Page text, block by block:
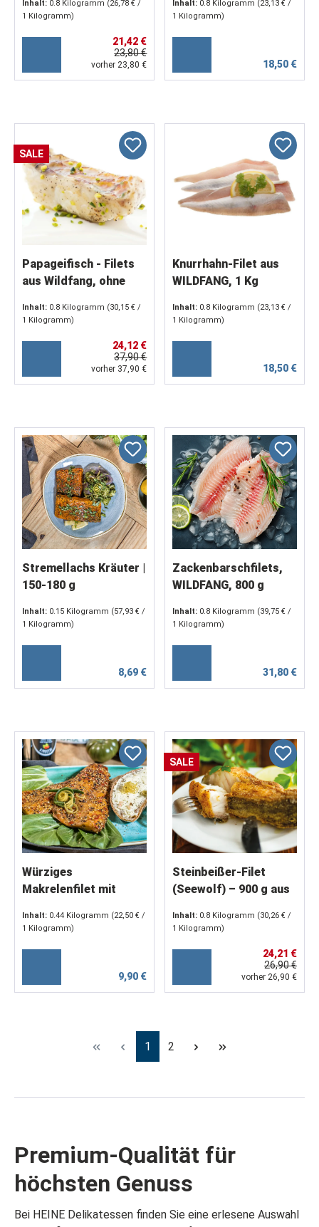
Inhalt: 0.8 Kilogramm (26,78 € /
1 Kilogramm)
21,42 €
23,80 €
vorher 23,80 €
Inhalt: 0.8 Kilogramm (23,13 € /
1 Kilogramm)
18,50 €
SALE
Papageifisch - Filets
aus Wildfang, ohne
geschuppt.
Inhalt: 0.8 Kilogramm (30,15 € /
1 Kilogramm)
24,12 €
37,90 €
vorher 37,90 €
Knurrhahn-Filet aus
WILDFANG, 1 Kg
Inhalt: 0.8 Kilogramm (23,13 € /
1 Kilogramm)
18,50 €
Stremellachs Kräuter |
150-180 g
Inhalt: 0.15 Kilogramm (57,93 € /
1 Kilogramm)
8,69 €
Zackenbarschfilets,
WILDFANG, 800 g
Inhalt: 0.8 Kilogramm (39,75 € /
1 Kilogramm)
31,80 €
Würziges
Makrelenfilet mit
Wildfang, geräuchert |
Inhalt: 0.44 Kilogramm (22,50 € /
1 Kilogramm)
9,90 €
SALE
Steinbeißer-Filet
(Seewolf) – 900 g aus
Inhalt: 0.8 Kilogramm (30,26 € /
1 Kilogramm)
24,21 €
26,90 €
vorher 26,90 €
Seite
1 Seite
2
Premium-Qualität für
höchsten Genuss
Bei HEINE Delikatessen finden Sie eine erlesene Auswahl